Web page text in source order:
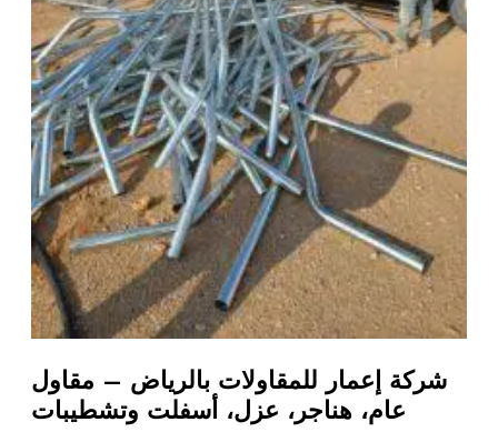
شركة إعمار للمقاولات بالرياض – مقاول
عام، هناجر، عزل، أسفلت وتشطيبات